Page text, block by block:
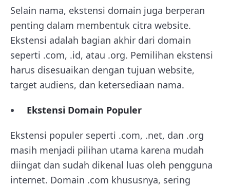
Selain nama, ekstensi domain juga berperan
penting dalam membentuk citra website.
Ekstensi adalah bagian akhir dari domain
seperti .com, .id, atau .org. Pemilihan ekstensi
harus disesuaikan dengan tujuan website,
target audiens, dan ketersediaan nama.
Ekstensi Domain Populer
Ekstensi populer seperti .com, .net, dan .org
masih menjadi pilihan utama karena mudah
diingat dan sudah dikenal luas oleh pengguna
internet. Domain .com khususnya, sering